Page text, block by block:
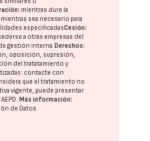
mientras dure la
sea necesario para
especificadasCesión:
a otras empresas del
gestión interna.Derechos:
oposición, supresión,
del tratatamiento y
contacte con
que el tratamiento no
vigente, puede presentar
AEPD .Más información:
de Datos